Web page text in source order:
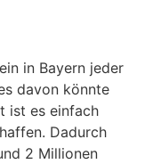
in Bayern jeder
davon könnte
ist es einfach
Dadurch
2 Millionen